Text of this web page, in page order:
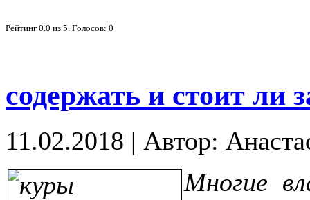
Рейтинг 0.0 из 5. Голосов: 0
содержать и стоит ли
11.02.2018 | Автор:
Многие